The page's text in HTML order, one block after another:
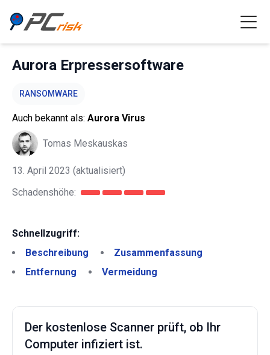
Aurora Erpressersoftware
RANSOMWARE
Auch bekannt als: Aurora Virus
Tomas Meskauskas
13. April 2023 (aktualisiert)
Schadenshöhe:
Schnellzugriff:
Beschreibung
Zusammenfassung
Entfernung
Vermeidung
Der kostenlose Scanner prüft, ob Ihr
Computer infiziert ist.